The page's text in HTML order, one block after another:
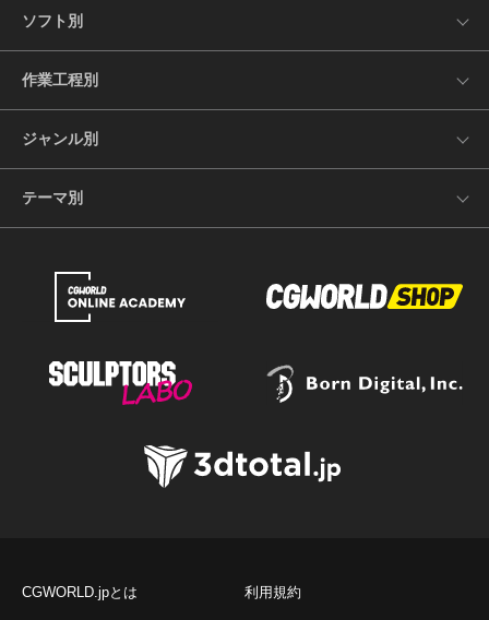
ソフト別
作業工程別
ジャンル別
テーマ別
CGWORLD.jpとは 利用規約